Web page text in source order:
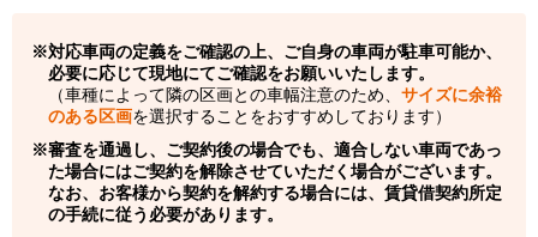
対応車両の定義をご確認の上、ご自身の車両が駐車可能か、
必要に応じて現地にてご確認をお願いいたします。
（車種によって隣の区画との車幅注意のため、 サイズに余裕
のある区画を選択することをおすすめしております）
審査を通過し、ご契約後の場合でも、適合しない車両であっ
た場合にはご契約を解除させていただく場合がございます。
なお、お客様から契約を解約する場合には、賃貸借契約所定
の手続に従う必要があります。